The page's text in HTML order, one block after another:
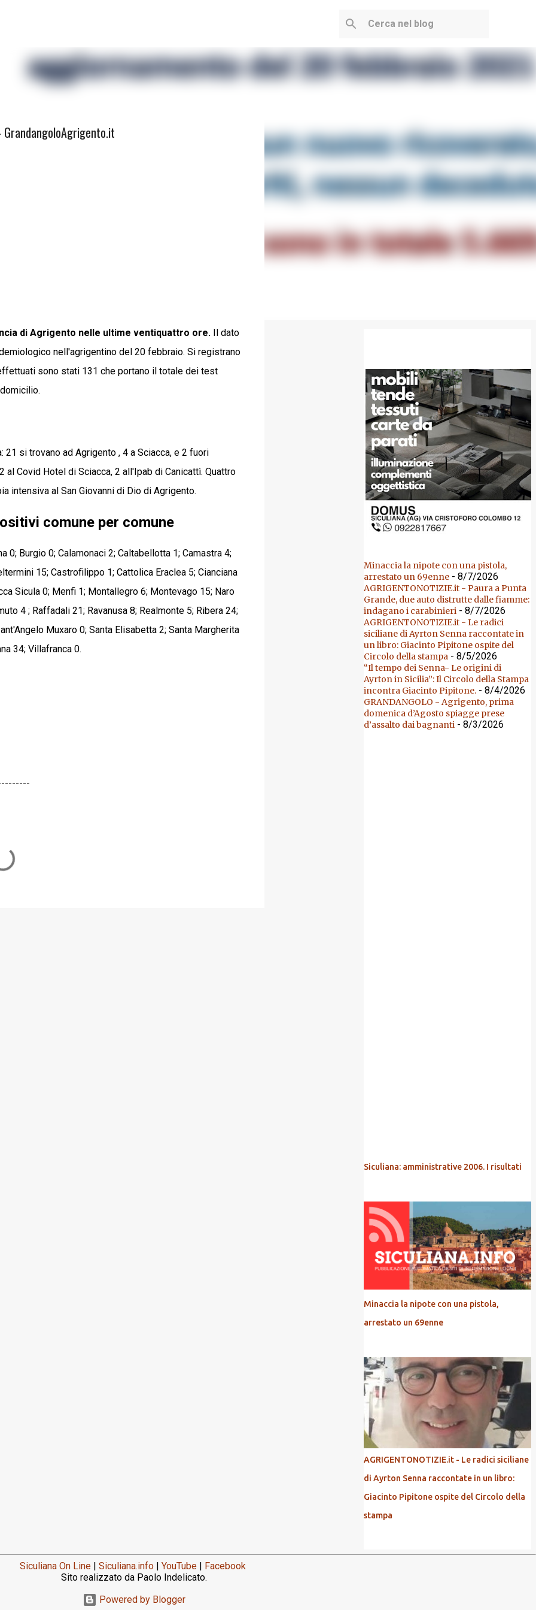
di Agrigento nelle ultime ventiquattro ore. Il dato
nell'agrigentino del 20 febbraio. Si registrano
sono stati 131 che portano il totale dei test
si trovano ad Agrigento , 4 a Sciacca, e 2 fuori
Covid Hotel di Sciacca, 2 all'Ipab di Canicattì. Quattro
intensiva al San Giovanni di Dio di Agrigento.
comune per comune
0; Burgio 0; Calamonaci 2; Caltabellotta 1; Camastra 4;
15; Castrofilippo 1; Cattolica Eraclea 5; Cianciana
Sicula 0; Menfi 1; Montallegro 6; Montevago 15; Naro
4 ; Raffadali 21; Ravanusa 8; Realmonte 5; Ribera 24;
Muxaro 0; Santa Elisabetta 2; Santa Margherita
34; Villafranca 0.
Minaccia la nipote con una pistola,
arrestato un 69enne - 8/7/2026
AGRIGENTONOTIZIE.it - Paura a Punta
Grande, due auto distrutte dalle fiamme:
indagano i carabinieri - 8/7/2026
AGRIGENTONOTIZIE.it - Le radici
siciliane di Ayrton Senna raccontate in
un libro: Giacinto Pipitone ospite del
Circolo della stampa - 8/5/2026
“Il tempo dei Senna- Le origini di
Ayrton in Sicilia”: Il Circolo della Stampa
incontra Giacinto Pipitone. - 8/4/2026
GRANDANGOLO - Agrigento, prima
domenica d’Agosto spiagge prese
d’assalto dai bagnanti - 8/3/2026
Siculiana: amministrative 2006. I risultati
Minaccia la nipote con una pistola,
arrestato un 69enne
AGRIGENTONOTIZIE.it - Le radici siciliane
di Ayrton Senna raccontate in un libro:
Giacinto Pipitone ospite del Circolo della
stampa
Siculiana On Line | Siculiana.info | YouTube | Facebook
Sito realizzato da Paolo Indelicato.
Powered by Blogger